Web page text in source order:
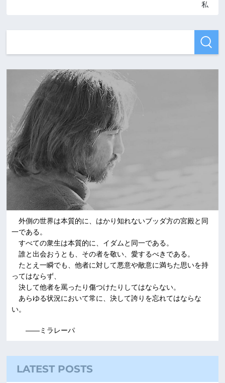
私
外側の世界は本質的に、はかり知れないブッダ方の宮殿と同
一である。
すべての衆生は本質的に、イダムと同一である。
誰と出会おうとも、その者を敬い、愛するべきである。
たとえ一瞬でも、他者に対して悪意や敵意に満ちた思いを持
ってはならず、
決して他者を罵ったり傷つけたりしてはならない。
あらゆる状況において常に、決して誇りを忘れてはならな
い。
――ミラレーパ
LATEST POSTS